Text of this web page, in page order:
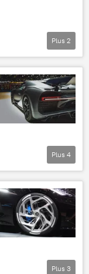
Plus 2
Plus 4
Plus 3